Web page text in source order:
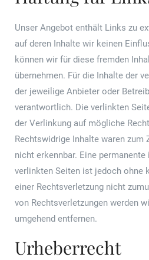
Unser Angebot enthält Links zu
auf deren Inhalte wir keinen
können wir für diese fremden
übernehmen. Für die Inhalte der
der jeweilige Anbieter oder
verantwortlich. Die verlinkten
der Verlinkung auf mögliche
Rechtswidrige Inhalte waren zum
nicht erkennbar. Eine
verlinkten Seiten ist jedoch ohne
einer Rechtsverletzung nicht
von Rechtsverletzungen werden
umgehend entfernen.
Urheberrecht